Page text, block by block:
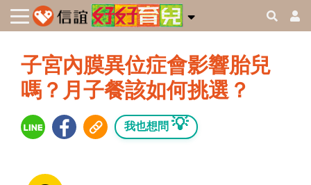
子宮內膜異位症會影響胎兒
嗎？月子餐該如何挑選？
我也想問 💡